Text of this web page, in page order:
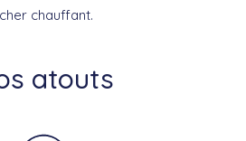
chauffant.
atouts